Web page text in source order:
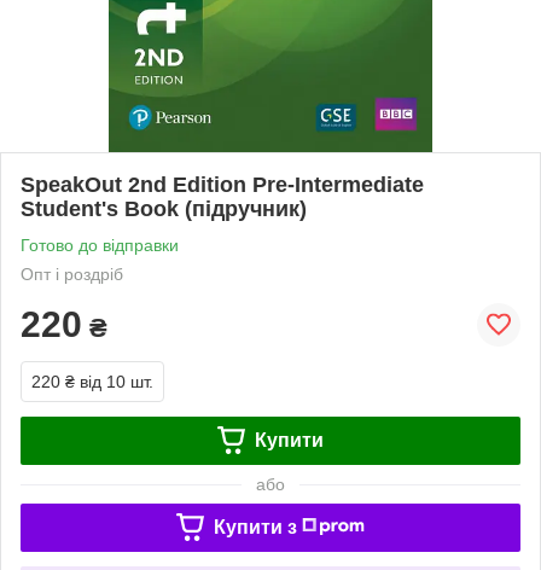
SpeakOut 2nd Edition Pre-Intermediate
Student's Book (підручник)
Готово до відправки
Опт і роздріб
220 ₴
220 ₴ від 10 шт.
Купити
або
Купити з